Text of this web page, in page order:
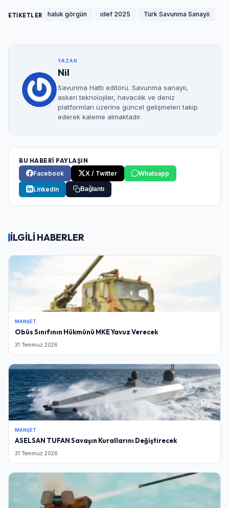
ETİKETLER haluk görgün ıdef 2025 Türk Savunma Sanayii
YAZAR
Nil
Savunma Hattı editörü. Savunma sanayii,
askeri teknolojiler, havacılık ve deniz
platformları üzerine güncel gelişmeleri takip
ederek kaleme almaktadır.
BU HABERİ PAYLAŞIN
Facebook
X / Twitter Whatsapp
LinkedIn Bağlantı
İLGİLİ HABERLER
MANŞET
Obüs Sınıfının Hükmünü MKE Yavuz Verecek
31 Temmuz 2026
MANŞET
ASELSAN TUFAN Savaşın Kurallarını Değiştirecek
31 Temmuz 2026